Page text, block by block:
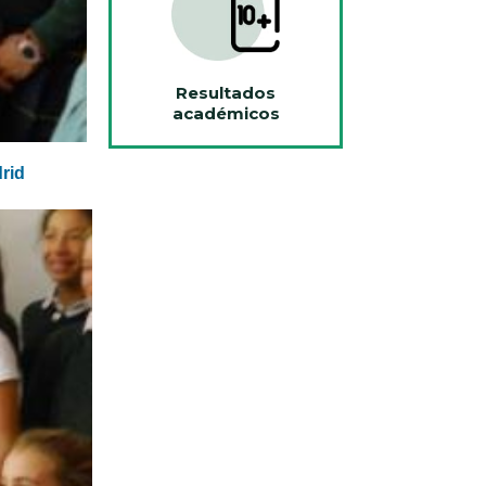
Resultados
académicos